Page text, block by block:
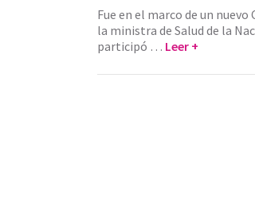
Fue en el marco de un
la ministra de Salud de la
participó … Leer +